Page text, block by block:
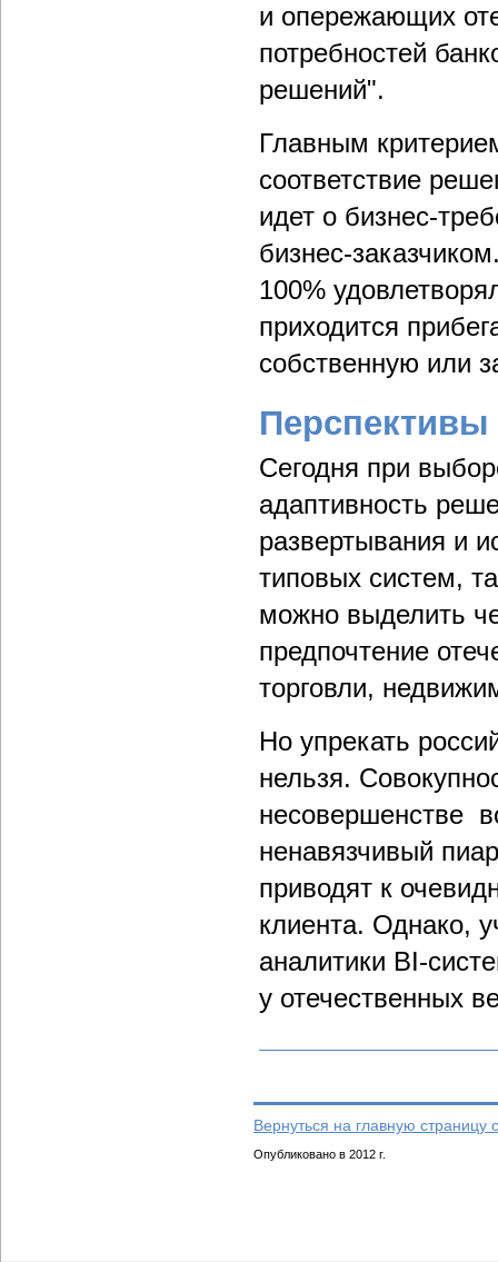
и опережающих
потребностей
решений".
Главным
соответствие
идет о бизнес-
бизнес-
100%
приходится
собственную или
Перспективы
Сегодня при
адаптивность
развертывания и
типовых систем,
можно выделить
предпочтение
торговли,
Но упрекать
нельзя.
несовершенстве
ненавязчивый
приводят к
клиента. Однако,
аналитики BI-
у отечественных
Вернуться на главную страницу
Опубликовано в 2012 г.